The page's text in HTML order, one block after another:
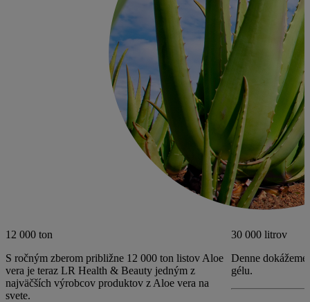
12 000 ton
S ročným zberom približne 12 000 ton listov Aloe
vera je teraz LR Health & Beauty jedným z
najväčších výrobcov produktov z Aloe vera na
svete.
30 000 litrov
Denne
gélu.